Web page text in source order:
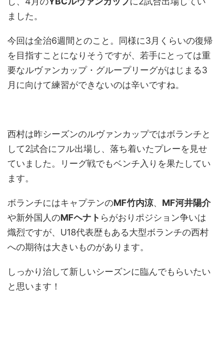
ました。
今回は全治6週間とのこと。同様に3月くらいの復帰
を目指すことになりそうですが、若手にとっては重
要なルヴァンカップ・グループリーグがはじまる3
月に向けて練習ができないのは辛いですね。
西村は昨シーズンのルヴァンカップではボランチと
して2試合にフル出場し、落ち着いたプレーを見せ
ていました。リーグ戦でもベンチ入りを果たしてい
ます。
ボランチにはキャプテンのMF竹内涼、 MF河井陽介
や新外国人のMFヘナト らがおりポジション争いは
熾烈ですが、U18代表歴もある大型ボランチの西村
への期待は大きいものがあります。
しっかり治して新しいシーズンに臨んでもらいたい
と思います！